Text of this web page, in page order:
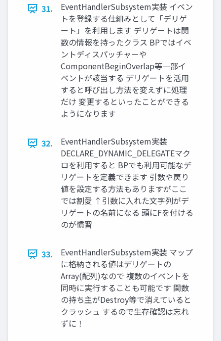
31.
EventHandlerSubsystem実装 イベン
トを登録する仕組みとして「デリゲ
ート」を利用します デリゲートは関
数の情報を持ったクラス BPではイベ
ントディスパッチャーや
ComponentBeginOverlap等一部イ
ベントが該当する デリゲートを活用
すると呼び出し方法を変えずに処理
だけ 変更するといったことができる
ようになります
32.
EventHandlerSubsystem実装
DECLARE_DYNAMIC_DELEGATEマク
ロを利用すると BPでも利用可能なデ
リゲートを定義できます 引数や戻り
値を設定する方法もありますがここ
では割愛 ↑引数に入れた文字列がデ
リゲートの名前になる 頭にFを付ける
のが慣習
33.
EventHandlerSubsystem実装 マップ
に格納される値はデリゲートの
Array(配列)なので 複数のイベントを
同時に実行することも可能です 関数
の持ち主がDestroy等で消えていると
クラッシュ するので生存確認は忘れ
ずに！